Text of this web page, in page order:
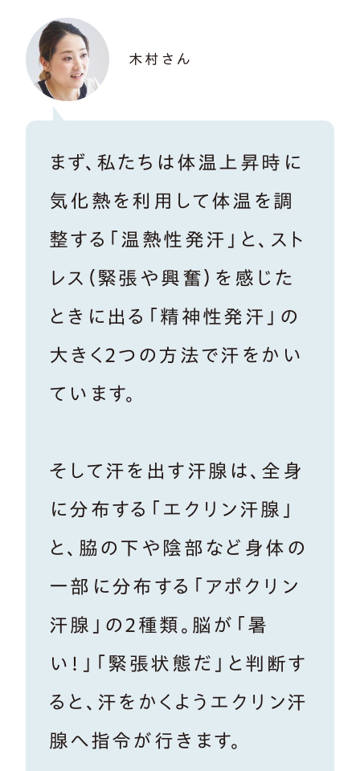
木村さん
まず、私たちは体温上昇時に
気化熱を利用して体温を調
整する「温熱性発汗」と、スト
レス（緊張や興奮）を感じた
ときに出る「精神性発汗」の
大きく2つの方法で汗をかい
ています。
そして汗を出す汗腺は、全身
に分布する「エクリン汗腺」
と、脇の下や陰部など身体の
一部に分布する「アポクリン
汗腺」の2種類。脳が「暑
い！」「緊張状態だ」と判断す
ると、汗をかくようエクリン汗
腺へ指令が行きます。